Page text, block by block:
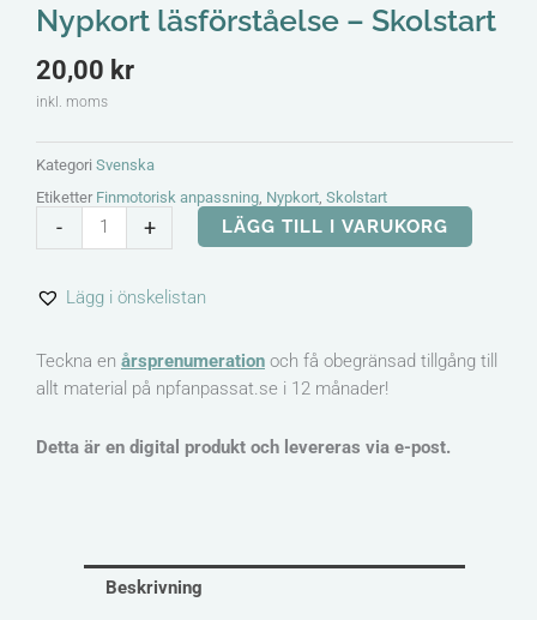
Nypkort läsförståelse – Skolstart
20,00 kr
inkl. moms
Kategori Svenska
Etiketter Finmotorisk anpassning, Nypkort, Skolstart
-
läsförståelse
Skolstart
+ LÄGG TILL I VARUKORG
Lägg i önskelistan
Teckna en årsprenumeration och få obegränsad tillgång till
allt material på npfanpassat.se i 12 månader!
Detta är en digital produkt och levereras via e-post.
Beskrivning